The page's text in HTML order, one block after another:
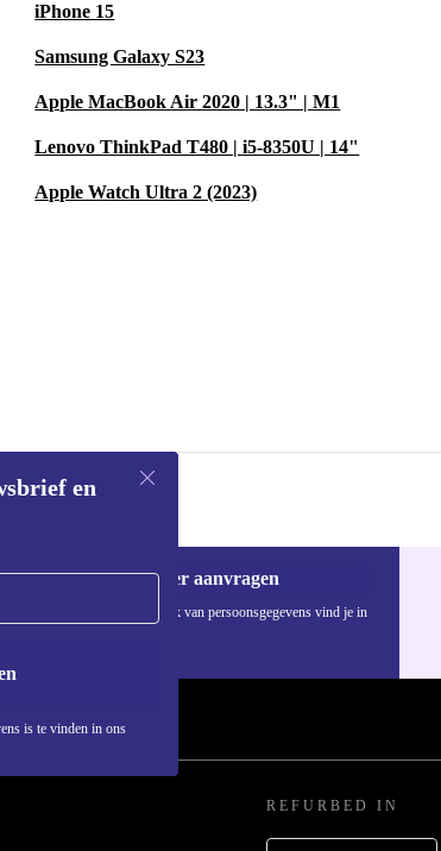
het
die
op plezier
investeer
iPhone 15
Samsung Galaxy S23
Apple MacBook Air 2020 | 13.3" | M1
Lenovo ThinkPad T480 | i5-8350U | 14"
Apple Watch Ultra 2 (2023)
en
is te vinden in ons
Voucher aanvragen
Informatie over het gebruik van persoonsgegevens vind je in
REFURBED IN